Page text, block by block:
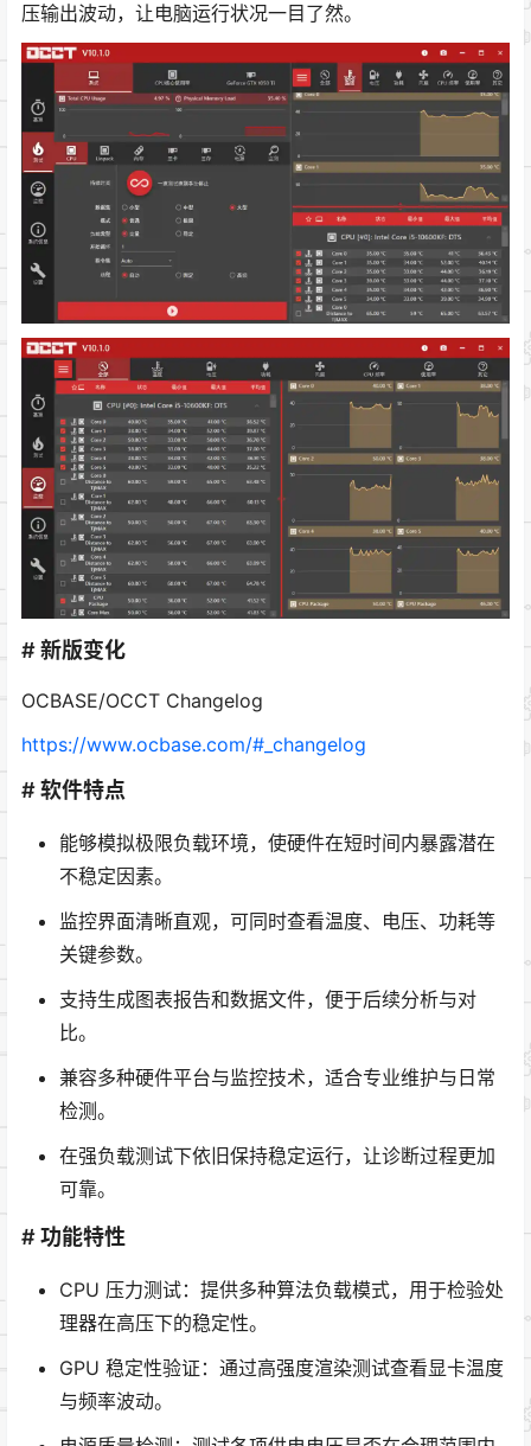
压输出波动，让电脑运行状况一目了然。
# 新版变化
OCBASE/OCCT Changelog
https://www.ocbase.com/#_changelog
# 软件特点
能够模拟极限负载环境，使硬件在短时间内暴露潜在
不稳定因素。
监控界面清晰直观，可同时查看温度、电压、功耗等
关键参数。
支持生成图表报告和数据文件，便于后续分析与对
比。
兼容多种硬件平台与监控技术，适合专业维护与日常
检测。
在强负载测试下依旧保持稳定运行，让诊断过程更加
可靠。
# 功能特性
CPU 压力测试：提供多种算法负载模式，用于检验处
理器在高压下的稳定性。
GPU 稳定性验证：通过高强度渲染测试查看显卡温度
与频率波动。